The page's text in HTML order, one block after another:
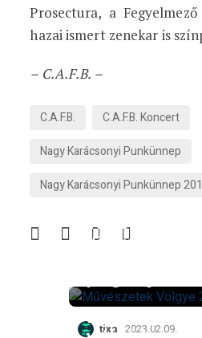
Prosectura, a
hazai ismert zenekar is
– C.A.F.B. –
C.A.F.B.
C.A.F.B. Koncert
Nagy Karácsonyi Punkünnep
Nagy Karácsonyi Punkünnep
Teljes a 32.
Völgye
tixa 2023.02.09.
Együtt lépjünk a